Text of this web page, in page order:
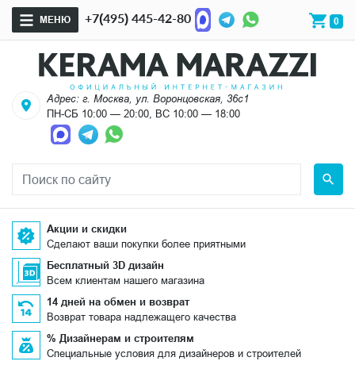
МЕНЮ +7(495) 445-42-80 0
Адрес: г. Москва, ул. Воронцовская, 36с1
ПН-СБ 10:00 — 20:00, ВС 10:00 — 18:00
Акции и скидки
Сделают ваши покупки более приятными
Бесплатный 3D дизайн
Всем клиентам нашего магазина
14 дней на обмен и возврат
Возврат товара надлежащего качества
% Дизайнерам и строителям
Специальные условия для дизайнеров и строителей